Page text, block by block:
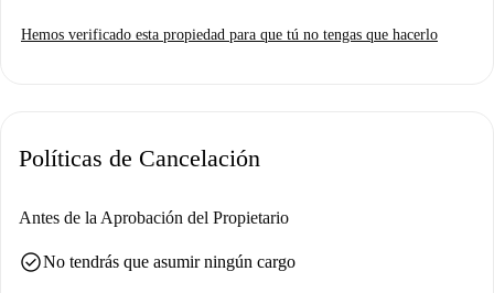
propiedad, garantizando su fiabilidad y calidad.
Agua Potable. Entre las opciones gastronómicas destacan Pescheria
pocos pasos. Esta ubicación combina comodidad y dinamismo,
Hemos verificado esta propiedad para que tú no tengas que hacerlo
Políticas de Cancelación
Antes de la Aprobación del Propietario
check_circleNo tendrás que asumir ningún cargo